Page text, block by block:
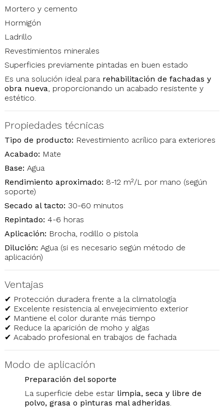
Mortero y cemento
Hormigón
Ladrillo
Revestimientos minerales
Superficies previamente pintadas en buen estado
Es una solución ideal para rehabilitación de fachadas y
obra nueva, proporcionando un acabado resistente y
estético.
Propiedades técnicas
Tipo de producto: Revestimiento acrílico para exteriores
Acabado: Mate
Base: Agua
Rendimiento aproximado: 8-12 m²/L por mano (según
soporte)
Secado al tacto: 30-60 minutos
Repintado: 4-6 horas
Aplicación: Brocha, rodillo o pistola
Dilución: Agua (si es necesario según método de
aplicación)
Ventajas
✔ Protección duradera frente a la climatología
✔ Excelente resistencia al envejecimiento exterior
✔ Mantiene el color durante más tiempo
✔ Reduce la aparición de moho y algas
✔ Acabado profesional en trabajos de fachada
Modo de aplicación
Preparación del soporte
La superficie debe estar limpia, seca y libre de
polvo, grasa o pinturas mal adheridas.